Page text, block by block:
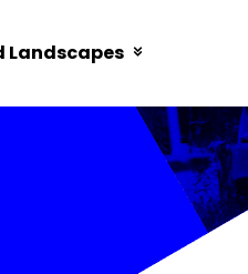
Landscapes